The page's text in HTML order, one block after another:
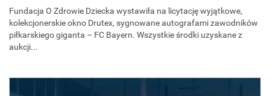
Fundacja O Zdrowie Dziecka wystawiła na licytację wyjątkowe,
kolekcjonerskie okno Drutex, sygnowane autografami zawodników
piłkarskiego giganta – FC Bayern. Wszystkie środki uzyskane z
aukcji...